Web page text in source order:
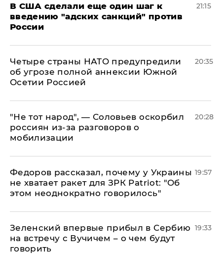
В США сделали еще один шаг к
введению "адских санкций" против
России
21:15
Четыре страны НАТО предупредили
об угрозе полной аннексии Южной
Осетии Россией
20:35
​"Не тот народ", — Соловьев оскорбил
россиян из-за разговоров о
мобилизации
20:28
Федоров рассказал, почему у Украины
не хватает ракет для ЗРК Patriot: "Об
этом неоднократно говорилось"
19:57
Зеленский впервые прибыл в Сербию
на встречу с Вучичем – о чем будут
говорить
19:33